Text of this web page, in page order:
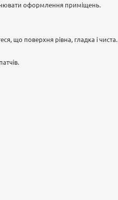
оформлення приміщень.
що поверхня рівна, гладка і чиста.